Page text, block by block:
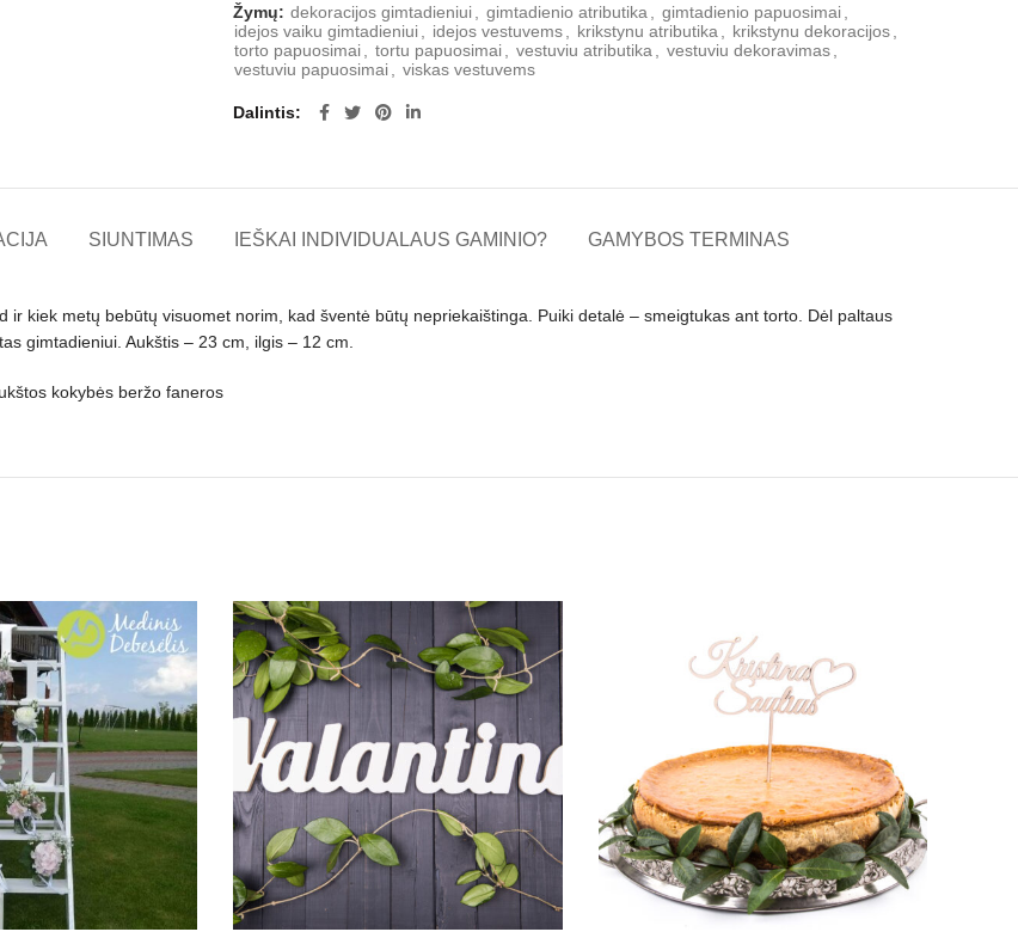
Žymų: dekoracijos gimtadieniui gimtadienio atributika gimtadienio papuosimai
idejos vaiku gimtadieniui
idejos vestuvems krikstynu atributika krikstynu dekoracijos
torto papuosimai
tortu papuosimai vestuviu atributika vestuviu dekoravimas
vestuviu papuosimai
viskas vestuvems
Dalintis
SIUNTIMAS IEŠKAI INDIVIDUALAUS GAMINIO? GAMYBOS TERMINAS
ir kiek metų bebūtų visuomet norim, kad šventė būtų nepriekaištinga. Puiki detalė – smeigtukas ant torto. Dėl paltaus
gimtadieniui. Aukštis – 23 cm, ilgis – 12 cm.
kokybės beržo faneros